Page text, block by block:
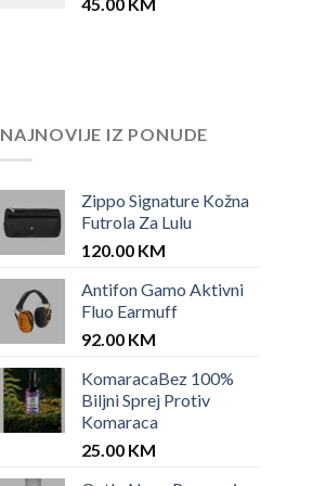
NAJNOVIJE IZ PONUDE
Zippo Signature Kožna
Futrola Za Lulu
120.00 KM
Antifon Gamo Aktivni
Fluo Earmuff
92.00 KM
KomaracaBez 100%
Biljni Sprej Protiv
Komaraca
25.00 KM